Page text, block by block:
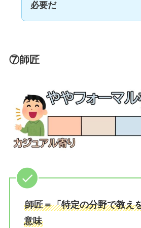
必要だ
⑦師匠
師匠＝「特定の分野で教え
意味